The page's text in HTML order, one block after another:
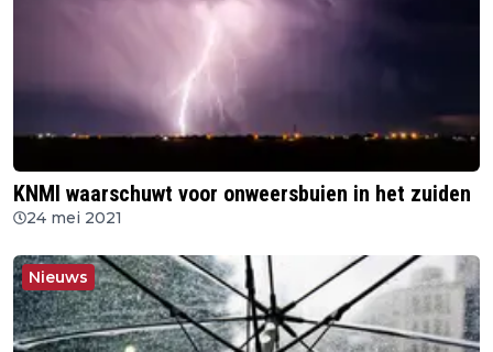
KNMI waarschuwt voor onweersbuien in het zuiden
24 mei 2021
Nieuws